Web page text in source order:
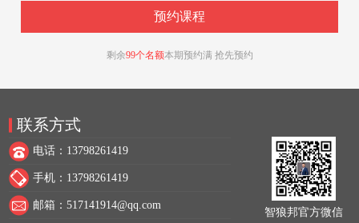
剩余99个名额本期预约满 抢先预约
智狼邦官方微信
联系方式
电话：13798261419
手机：13798261419
邮箱：517141914@qq.com